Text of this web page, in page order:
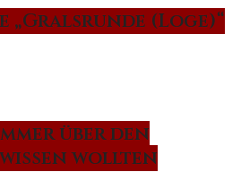
„Gralsrunde (Loge)“
über den
wollten